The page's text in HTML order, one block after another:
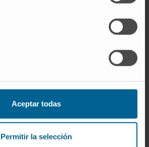
Aceptar todas
Permitir la selección
autores
Ver Curriculum
Investigador | Investigador principal